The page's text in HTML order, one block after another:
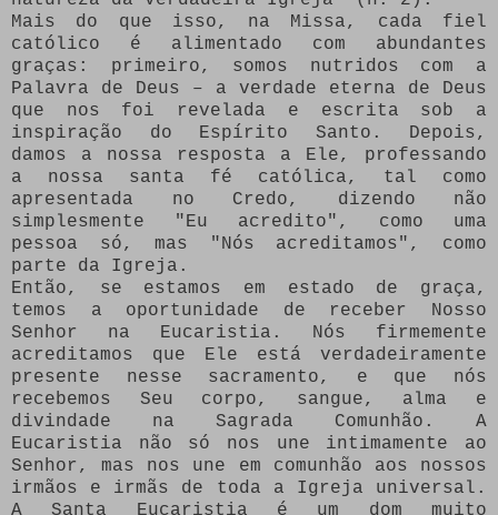
Mais do que isso, na Missa, cada fiel
católico é alimentado com abundantes
graças: primeiro, somos nutridos com a
Palavra de Deus – a verdade eterna de Deus
que nos foi revelada e escrita sob a
inspiração do Espírito Santo. Depois,
damos a nossa resposta a Ele, professando
a nossa santa fé católica, tal como
apresentada no Credo, dizendo não
simplesmente "Eu acredito", como uma
pessoa só, mas "Nós acreditamos", como
parte da Igreja.
Então, se estamos em estado de graça,
temos a oportunidade de receber Nosso
Senhor na Eucaristia. Nós firmemente
acreditamos que Ele está verdadeiramente
presente nesse sacramento, e que nós
recebemos Seu corpo, sangue, alma e
divindade na Sagrada Comunhão. A
Eucaristia não só nos une intimamente ao
Senhor, mas nos une em comunhão aos nossos
irmãos e irmãs de toda a Igreja universal.
A Santa Eucaristia é um dom muito